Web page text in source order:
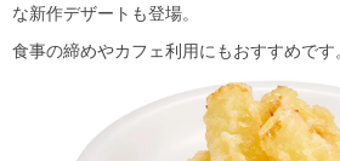
な新作デザートも登場。
食事の締めやカフェ利用にもおすすめです